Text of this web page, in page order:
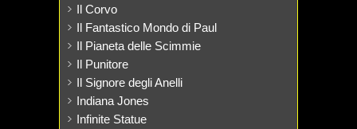
Il Corvo
Il Fantastico Mondo di Paul
Il Pianeta delle Scimmie
Il Punitore
Il Signore degli Anelli
Indiana Jones
Infinite Statue